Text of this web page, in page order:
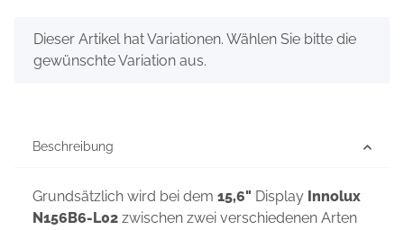
x
Dieser Artikel hat Variationen. Wählen Sie bitte die
gewünschte Variation aus.
Beschreibung
Grundsätzlich wird bei dem 15,6" Display Innolux
N156B6-L02 zwischen zwei verschiedenen Arten